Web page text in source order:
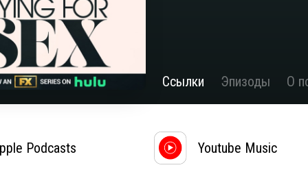
Ссылки Эпизоды О
Podcasts Youtube Music